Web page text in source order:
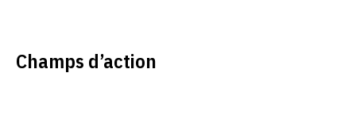
Champs d’action